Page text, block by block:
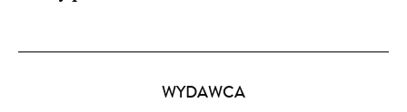
WYDAWCA